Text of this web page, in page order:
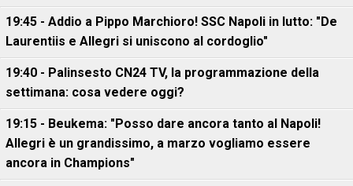
19:45 - Addio a Pippo Marchioro! SSC Napoli in lutto: "De
Laurentiis e Allegri si uniscono al cordoglio"
19:40 - Palinsesto CN24 TV, la programmazione della
settimana: cosa vedere oggi?
19:15 - Beukema: "Posso dare ancora tanto al Napoli!
Allegri è un grandissimo, a marzo vogliamo essere
ancora in Champions"